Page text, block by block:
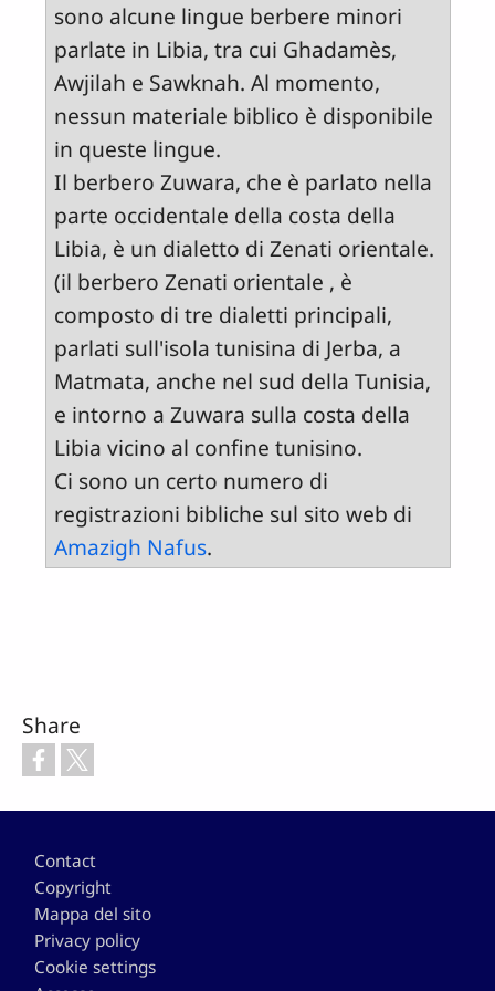
sono alcune lingue berbere minori
parlate in Libia, tra cui Ghadamès,
Awjilah e Sawknah. Al momento,
nessun materiale biblico è disponibile
in queste lingue.
Il berbero Zuwara, che è parlato nella
parte occidentale della costa della
Libia, è un dialetto di Zenati orientale.
(il berbero Zenati orientale , è
composto di tre dialetti principali,
parlati sull'isola tunisina di Jerba, a
Matmata, anche nel sud della Tunisia,
e intorno a Zuwara sulla costa della
Libia vicino al confine tunisino.
Ci sono un certo numero di
registrazioni bibliche sul sito web di
Amazigh Nafus.
Share
Contact
Copyright
Mappa del sito
Privacy policy
Cookie settings